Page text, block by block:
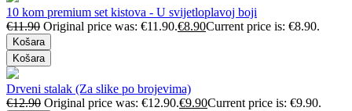
10 kom premium set kistova - U svijetloplavoj boji
€11.90 Original price was: €11.90.€8.90Current price is: €8.90.
Košara
Košara
Drveni stalak (Za slike po brojevima)
€12.90 Original price was: €12.90.€9.90Current price is: €9.90.